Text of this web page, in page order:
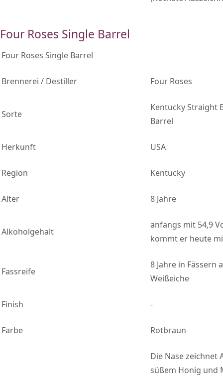
Four Roses Single Barrel
Four Roses Single Barrel
Brennerei / Destiller Four Roses
Sorte
Kentucky Straight
Barrel
Herkunft USA
Region Kentucky
Alter 8 Jahre
Alkoholgehalt
anfangs mit 54,9
kommt er heute
Fassreife
8 Jahre in Fässern
Weißeiche
Finish -
Farbe Rotbraun
Die Nase zeichnet
süßem Honig und